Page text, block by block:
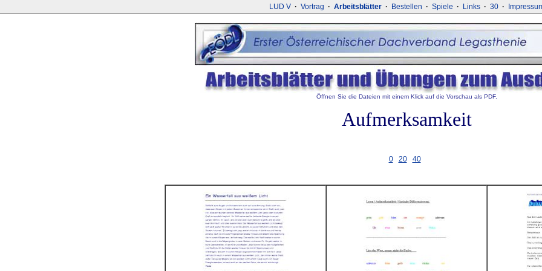
LUD V · Vortrag · Arbeitsblätter · Bestellen · Spiele · Links · 30 ·
Öffnen Sie die Dateien mit einem Klick auf die Vorschau als PDF.
Aufmerksamkeit
0 20 40